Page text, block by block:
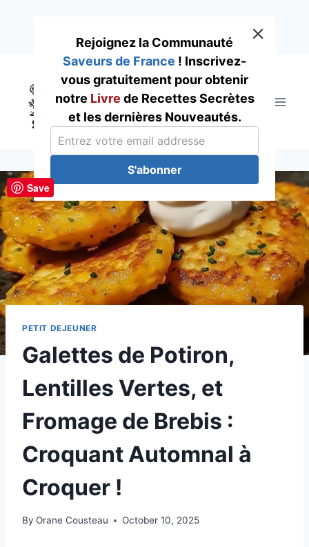
content
PETIT DEJEUNER
Galettes de Potiron,
Lentilles Vertes, et
Fromage de Brebis :
Croquant Automnal à
Croquer !
By Orane Cousteau October 10, 2025
Rejoignez la Communauté
Saveurs de France ! Inscrivez-
vous gratuitement pour obtenir
notre Livre de Recettes Secrètes
et les dernières Nouveautés.
S'abonner
Save